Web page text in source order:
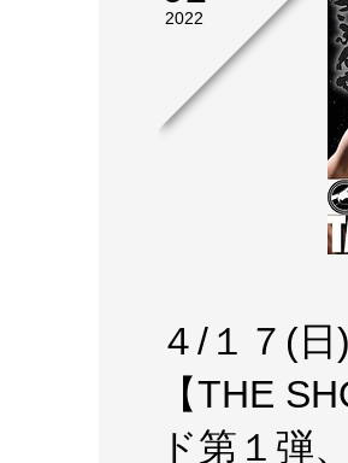
2022
４/１７(
【THE
ド第１弾